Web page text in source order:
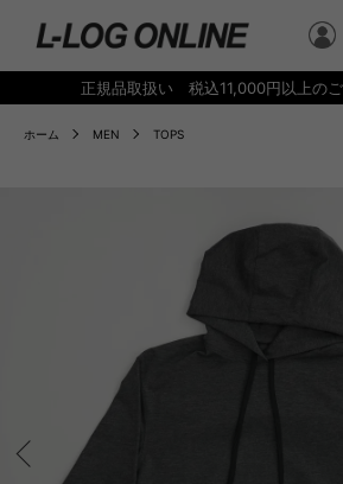
正規品取扱い 税込11,000円以上の
ホーム MEN TOPS